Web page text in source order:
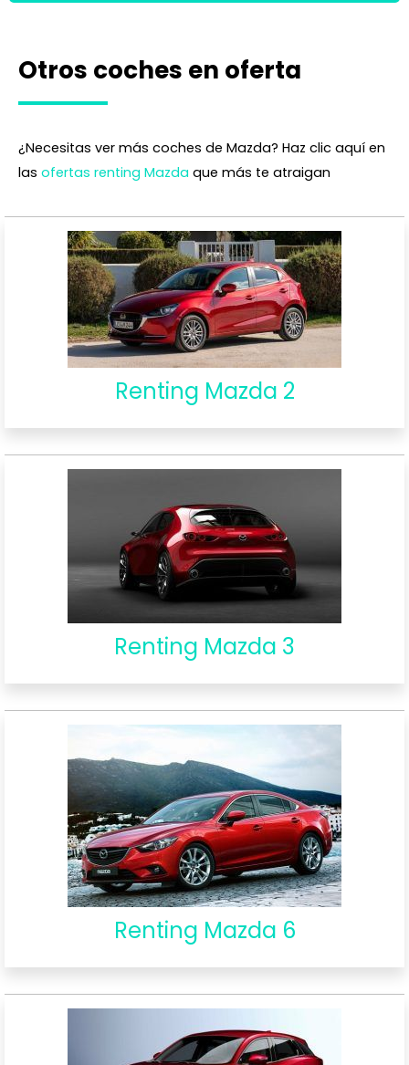
Otros coches en oferta
¿Necesitas ver más coches de Mazda? Haz clic aquí en
las ofertas renting Mazda que más te atraigan
Renting Mazda 2
Renting Mazda 3
Renting Mazda 6